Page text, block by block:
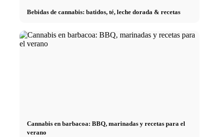
Bebidas de cannabis: batidos, té, leche dorada & recetas
Cannabis en barbacoa: BBQ, marinadas y recetas para el
verano